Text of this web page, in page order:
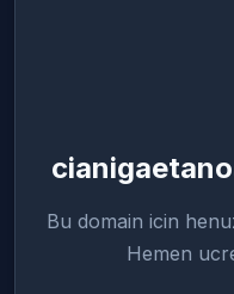
Bu domain icin
Hemen